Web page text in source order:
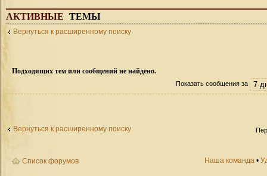
АКТИВНЫЕ ТЕМЫ
Вернуться к расширенному поиску
Подходящих тем или сообщений не найдено.
Показать сообщения за
Вернуться к расширенному поиску
Список форумов Наша команда •